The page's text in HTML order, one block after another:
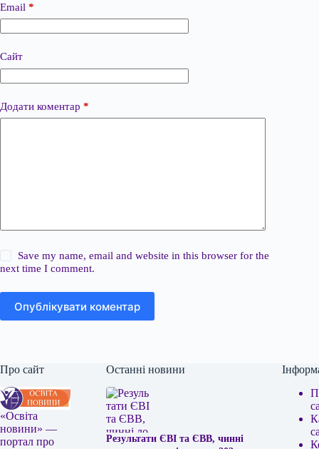
Email *
Сайт
Додати коментар *
Save my name, email and website in this browser for the
next time I comment.
Опублікувати коментар
Про сайт
«Освіта
новини» —
портал про
Останні новини
Результати ЄВІ та ЄВВ, чинні